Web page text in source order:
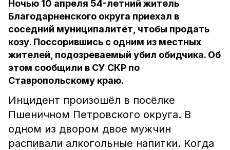
Ночью 10 апреля 54-летний житель
Благодарненского округа приехал в
соседний муниципалитет, чтобы продать
козу. Поссорившись с одним из местных
жителей, подозреваемый убил обидчика. Об
этом сообщили в СУ СКР по
Ставропольскому краю.
Инцидент произошёл в посёлке
Пшеничном Петровского округа. В
одном из двором двое мужчин
распивали алкогольные напитки. Когда